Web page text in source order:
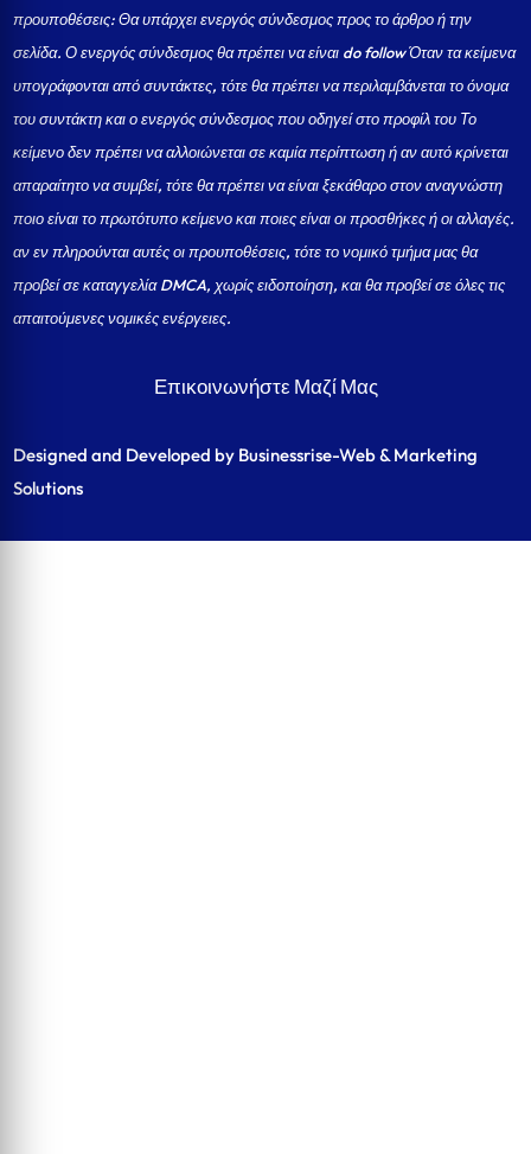
προυποθέσεις: Θα υπάρχει ενεργός σύνδεσμος προς το άρθρο ή την
σελίδα.Ο ενεργός σύνδεσμος θα πρέπει να είναι do follow Όταν τα κείμενα
υπογράφονται από συντάκτες, τότε θα πρέπει να περιλαμβάνεται το όνομα
του συντάκτη και ο ενεργός σύνδεσμος που οδηγεί στο προφίλ του Το
κείμενο δεν πρέπει να αλλοιώνεται σε καμία περίπτωση ή αν αυτό κρίνεται
απαραίτητο να συμβεί, τότε θα πρέπει να είναι ξεκάθαρο στον αναγνώστη
ποιο είναι το πρωτότυπο κείμενο και ποιες είναι οι προσθήκες ή οι αλλαγές.
αν εν πληρούνται αυτές οι προυποθέσεις, τότε το νομικό τμήμα μας θα
προβεί σε καταγγελία DMCA, χωρίς ειδοποίηση, και θα προβεί σε όλες τις
απαιτούμενες νομικές ενέργειες.
Επικοινωνήστε Μαζί Μας
Designed and Developed by Businessrise-Web & Marketing
Solutions